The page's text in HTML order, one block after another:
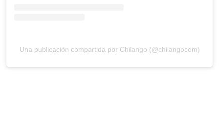
Una publicación compartida por Chilango (@chilangocom)